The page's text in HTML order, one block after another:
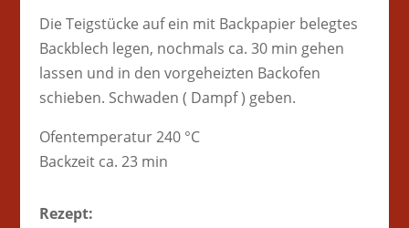
Die Teigstücke auf ein mit Backpapier belegtes
Backblech legen, nochmals ca. 30 min gehen
lassen und in den vorgeheizten Backofen
schieben. Schwaden ( Dampf ) geben.
Ofentemperatur 240 °C
Backzeit ca. 23 min
Rezept: